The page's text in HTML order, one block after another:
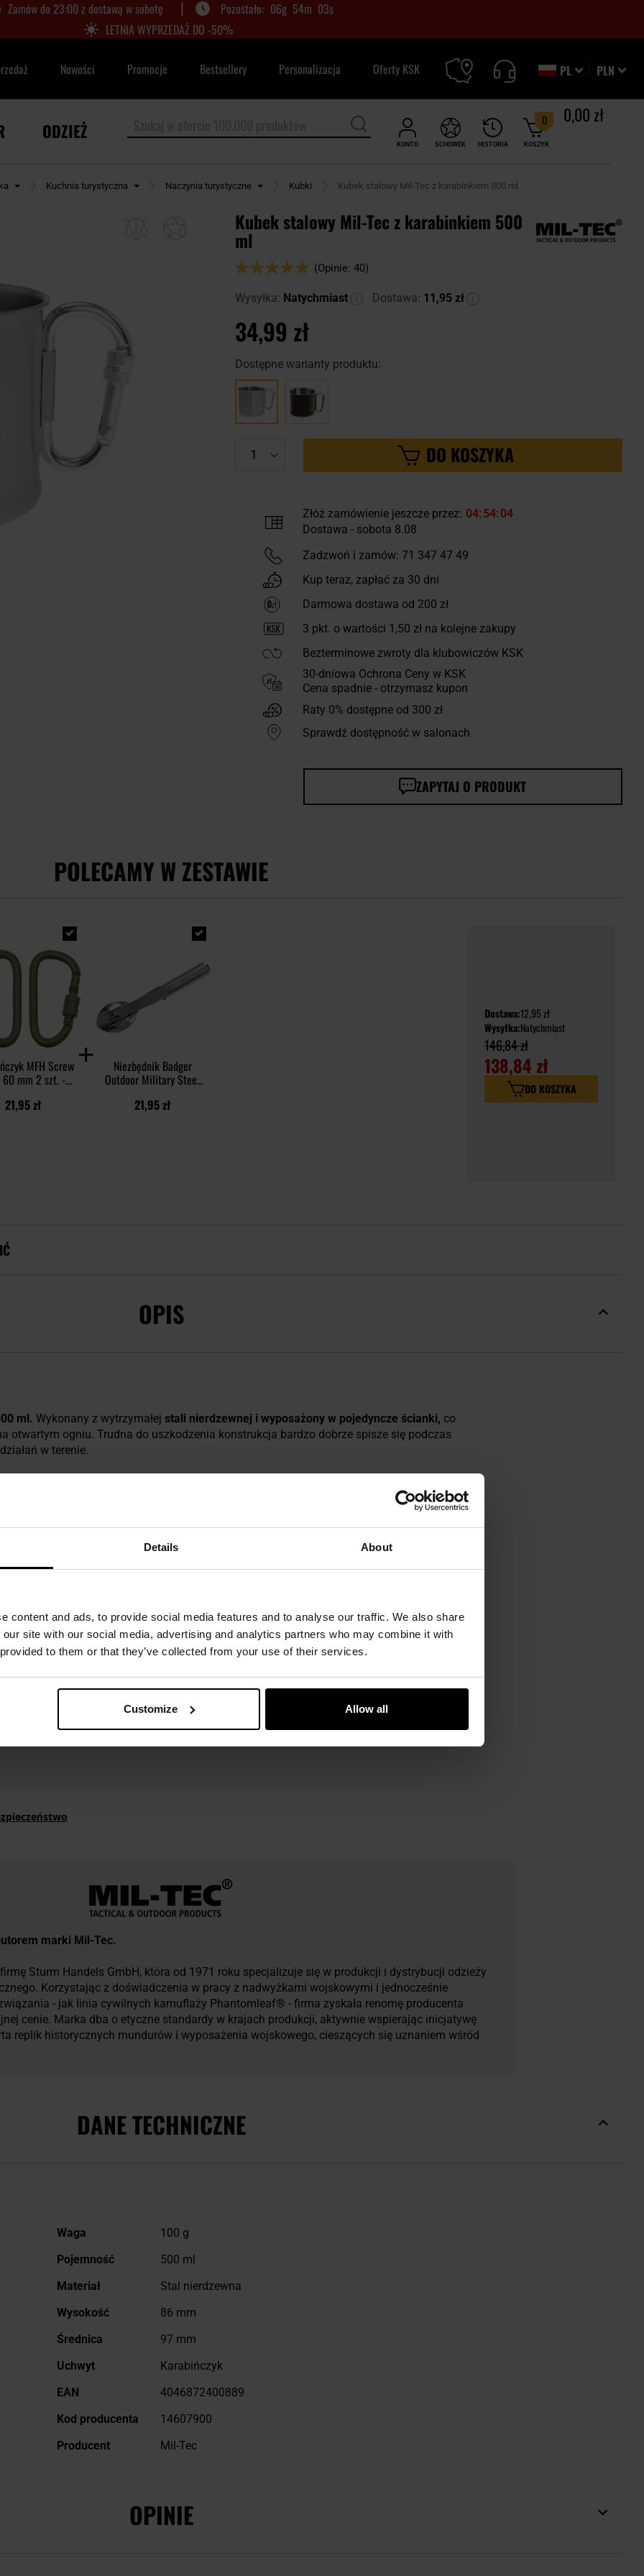
Details About
content and ads, to provide social media features and to analyse our traffic. We also share
site with our social media, advertising and analytics partners who may combine it with
to them or that they’ve collected from your use of their services.
Customize Allow all
Zamów do 23:00 z dostawą w sobotę | 06g 54m 02s
LETNIA WYPRZEDAŻ DO -50%
PLN
PL
Nowości Promocje Bestsellery Personalizacja Oferty KSK
KONTO HISTORIA
SCHOWEK KOSZYK
0 0,00 zł
ODZIEŻ
Kuchnia turystyczna Naczynia turystyczne Kubki Kubek stalowy Mil-Tec z karabinkiem 500 ml
Kubek stalowy Mil-Tec z karabinkiem 500
ml
Ocena:
(Opinie: 40)
Wysyłka: Natychmiast Dostawa: 11,95 zł
34,99 zł
Dostępne warianty produktu:
DO KOSZYKA
Złóż zamówienie jeszcze przez: 04 54 03
Dostawa - sobota 8.08
Zadzwoń i zamów: 71 347 47 49
Kup teraz, zapłać za 30 dni
Darmowa dostawa od 200 zł
3 pkt. o wartości 1,50 złna kolejne zakupy
Bezterminowe zwroty dla klubowiczów KSK
30-dniowa Ochrona Ceny w KSK
Cena spadnie - otrzymasz kupon
Raty 0% dostępne od 300 zł
Sprawdź dostępność w salonach
ZAPYTAJ O PRODUKT
POLECAMY W ZESTAWIE
MFH Screw
60 mm 2 szt. -
21,95 zł
Niezbędnik Badger
Outdoor Military Steel
21,95 zł
Dostawa:12,95 zł
Wysyłka:Natychmiast
146,84 zł
138,84 zł
DO KOSZYKA
OPIS
ml. Wykonany z wytrzymałej stali nierdzewnej i wyposażony w pojedyncze ścianki, co
otwartym ogniu. Trudna do uszkodzenia konstrukcja bardzo dobrze spisze się podczas
w terenie.
, dzięki któremu można go przenosić przypiętego do ekwipunku,
w systemie MOLLE/PALS.Karabińczyk zabezpieczany jest metalową nakrętką, która
gotowanie bezpośrednio na ogniu,
marki Mil-Tec.
Sturm Handels GmbH, która od 1971 roku specjalizuje się w produkcji i dystrybucji odzieży
Korzystając z doświadczenia w pracy z nadwyżkami wojskowymi i jednocześnie
- jak linia cywilnych kamuflaży Phantomleaf® - firma zyskała renomę producenta
cenie. Marka dba o etyczne standardy w krajach produkcji, aktywnie wspierając inicjatywę
replik historycznych mundurów i wyposażenia wojskowego, cieszących się uznaniem wśród
DANE TECHNICZNE
Więcej
Waga
100 g
Pojemność
500 ml
Materiał
Stal nierdzewna
Wysokość
86 mm
Średnica
97 mm
Uchwyt
Karabińczyk
EAN
4046872400889
Kod producenta
14607900
Producent
Mil-Tec
OPINIE